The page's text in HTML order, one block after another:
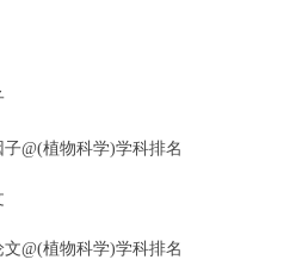
@(植物科学)学科排名
@(植物科学)学科排名